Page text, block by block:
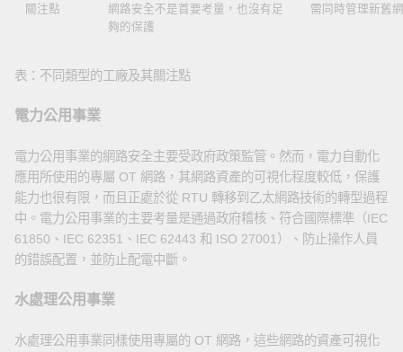
關注點
網路安全不是首要考量，也沒有足
夠的保護
需同時管理新舊
表：不同類型的工廠及其關注點
電力公用事業
電力公用事業的網路安全主要受政府政策監管。然而，電力自動化
應用所使用的專屬 OT 網路，其網路資產的可視化程度較低，保護
能力也很有限，而且正處於從 RTU 轉移到乙太網路技術的轉型過程
中。電力公用事業的主要考量是通過政府稽核、符合國際標準（IEC
61850、IEC 62351、IEC 62443 和 ISO 27001）、防止操作人員
的錯誤配置，並防止配電中斷。
水處理公用事業
水處理公用事業同樣使用專屬的 OT 網路，這些網路的資產可視化